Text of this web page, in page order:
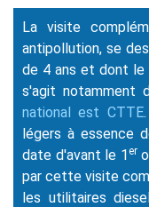
La visite
antipollution, se
de 4 ans et dont le
s'agit notamment
national est CTTE
légers à essence
date d'avant le 1er
par cette visite
les utilitaires